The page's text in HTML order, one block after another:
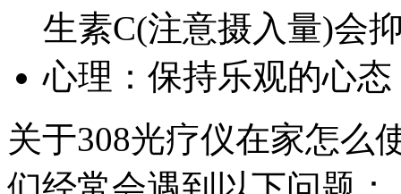
生素C(注意摄入量)会
心理：保持乐观的心
关于308光疗仪在家怎么